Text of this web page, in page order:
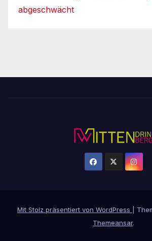
abgeschwächt
Mit Stolz präsentiert von WordPress
Themeansar.